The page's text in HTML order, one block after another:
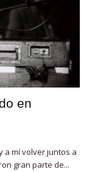
en
a mí volver juntos a
gran parte de...